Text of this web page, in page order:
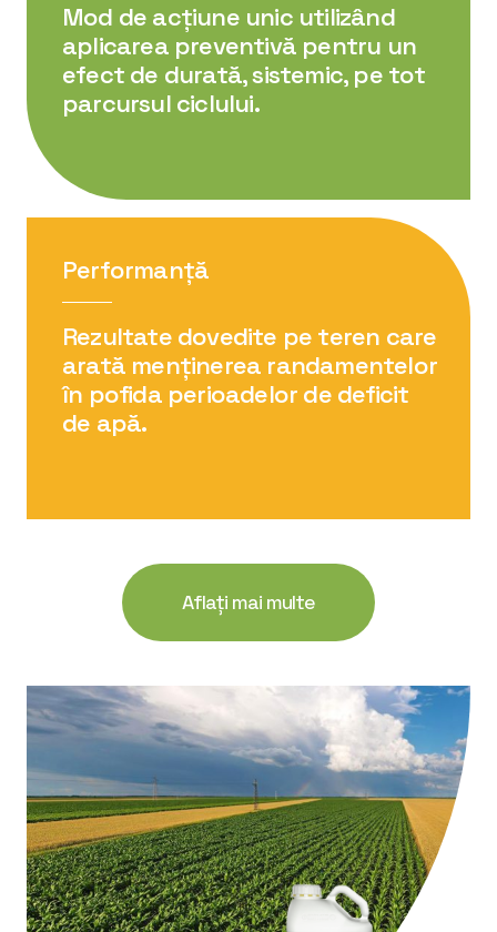
Mod de acțiune unic utilizând
aplicarea preventivă pentru un
efect de durată, sistemic, pe tot
parcursul ciclului.
Performanță
Rezultate dovedite pe teren care
arată menținerea randamentelor
în pofida perioadelor de deficit
de apă.
Aflați mai multe